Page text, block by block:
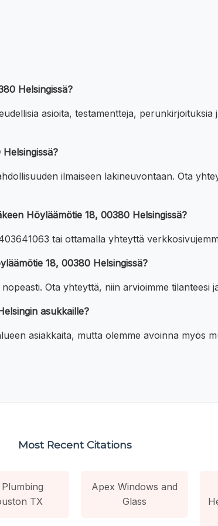
Helsingissä?
asioita, testamentteja,
ilmaiseen lakineuvontaan. Ota
Höyläämötie 18, 00380 Helsingissä?
tai ottamalla yhteyttä
18, 00380 Helsingissä?
Ota yhteyttä, niin arvioimme tilanteesi
asukkaille?
asiakkaita, mutta olemme avoinna myös
Most Recent Citations
Plumbing
TX
Apex Windows and
Glass